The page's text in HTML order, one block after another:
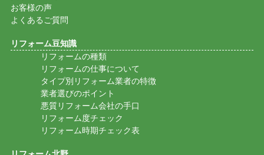
お客様の声
よくあるご質問
リフォーム豆知識
リフォームの種類
リフォームの仕事について
タイプ別リフォーム業者の特徴
業者選びのポイント
悪質リフォーム会社の手口
リフォーム度チェック
リフォーム時期チェック表